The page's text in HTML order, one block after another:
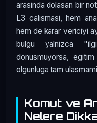
arasinda dolasan bir
L3 calismasi, hem
hem de karar vericiyi
bulgu yalnizca
donusmuyorsa,
olgunluga tam
Komut ve
Nelere